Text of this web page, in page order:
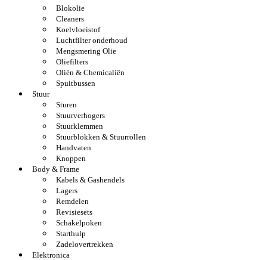
Blokolie
Cleaners
Koelvloeistof
Luchtfilter onderhoud
Mengsmering Olie
Oliefilters
Oliën & Chemicaliën
Spuitbussen
Stuur
Sturen
Stuurverhogers
Stuurklemmen
Stuurblokken & Stuurrollen
Handvaten
Knoppen
Body & Frame
Kabels & Gashendels
Lagers
Remdelen
Revisiesets
Schakelpoken
Starthulp
Zadelovertrekken
Elektronica